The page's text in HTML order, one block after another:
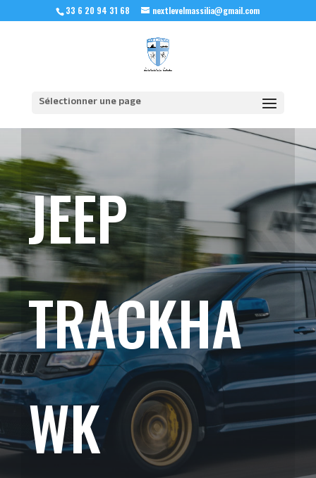
33 6 20 94 31 68 nextlevelmassilia@gmail.com
Sélectionner une page
JEEP
TRACKHA
WK